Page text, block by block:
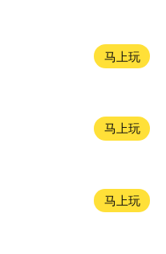
马上玩
马上玩
马上玩